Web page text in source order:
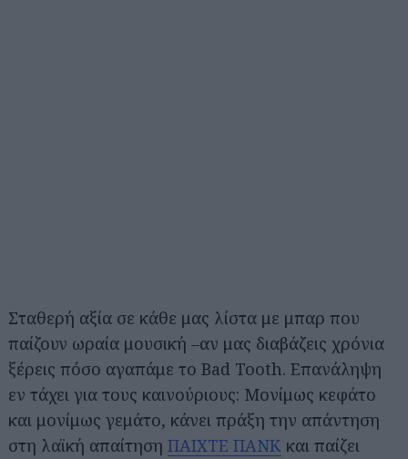
Σταθερή αξία σε κάθε μας λίστα με μπαρ που
παίζουν ωραία μουσική –αν μας διαβάζεις χρόνια
ξέρεις πόσο αγαπάμε το Bad Tooth. Επανάληψη
εν τάχει για τους καινούριους: Μονίμως κεφάτο
και μονίμως γεμάτο, κάνει πράξη την απάντηση
στη λαϊκή απαίτηση ΠΑΙΧΤΕ ΠΑΝΚ και παίζει